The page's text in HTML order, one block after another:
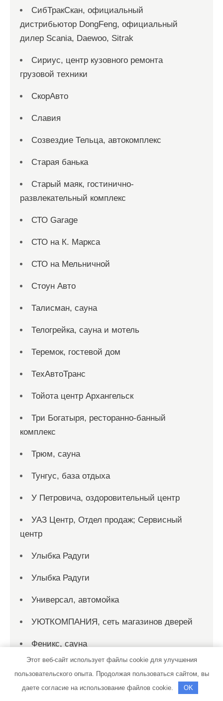
СибТракСкан, официальный
дистрибьютор DongFeng, официальный
дилер Scania, Daewoo, Sitrak
Сириус, центр кузовного ремонта
грузовой техники
СкорАвто
Славия
Созвездие Тельца, автокомплекс
Старая банька
Старый маяк, гостинично-
развлекательный комплекс
СТО Garage
СТО на К. Маркса
СТО на Мельничной
Стоун Авто
Талисман, сауна
Телогрейка, сауна и мотель
Теремок, гостевой дом
ТехАвтоТранс
Тойота центр Архангельск
Три Богатыря, ресторанно-банный
комплекс
Трюм, сауна
Тунгус, база отдыха
У Петровича, оздоровительный центр
УАЗ Центр, Отдел продаж; Сервисный
центр
Улыбка Радуги
Улыбка Радуги
Универсал, автомойка
УЮТКОМПАНИЯ, сеть магазинов дверей
Феникс, сауна
Форсаж, автомойка
Этот веб-сайт использует файлы cookie для улучшения
пользовательского опыта. Продолжая пользоваться сайтом, вы
даете согласие на использование файлов cookie.
OK